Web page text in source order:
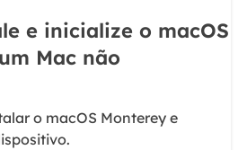
e inicialize o macOS
Mac não
o macOS Monterey e